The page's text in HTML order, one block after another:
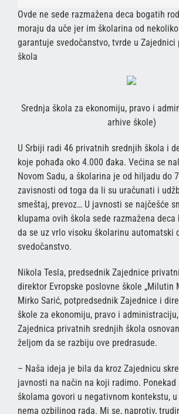
Ovde ne sede razmažena deca bogatih
moraju da uče jer im školarina od
garantuje svedočanstvo, tvrde u
škola
Srednja škola za ekonomiju, pravo i
arhive škole)
U Srbiji radi 46 privatnih srednjih škola i
koje pohađa oko 4.000 đaka. Većina se
Novom Sadu, a školarina je od hiljadu do
zavisnosti od toga da li su uračunati i
smeštaj, prevoz… U javnosti se najčešće
klupama ovih škola sede razmažena
da se uz vrlo visoku školarinu automatski
svedočanstvo.
Nikola Tesla, predsednik Zajednice
direktor Evropske poslovne škole „Milutin
Mirko Sarić, potpredsednik Zajednice i
škole za ekonomiju, pravo i
Zajednica privatnih srednjih škola
željom da se razbiju ove predrasude.
– Naša ideja je bila da kroz Zajednicu
javnosti na način na koji radimo.
školama govori u negativnom kontekstu,
nema ozbiljnog rada. Mi se, naprotiv,